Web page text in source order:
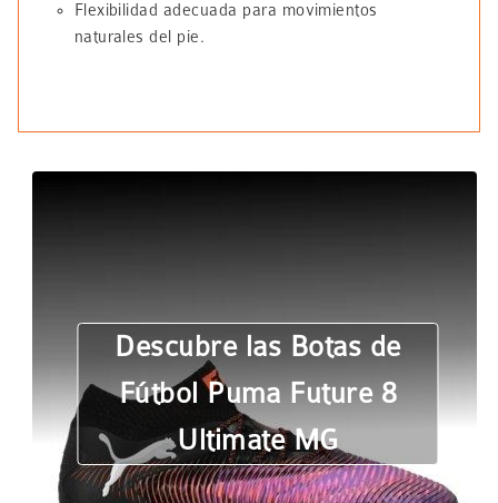
Flexibilidad adecuada para movimientos
naturales del pie.
Descubre las Botas de
Fútbol Puma Future 8
Ultimate MG